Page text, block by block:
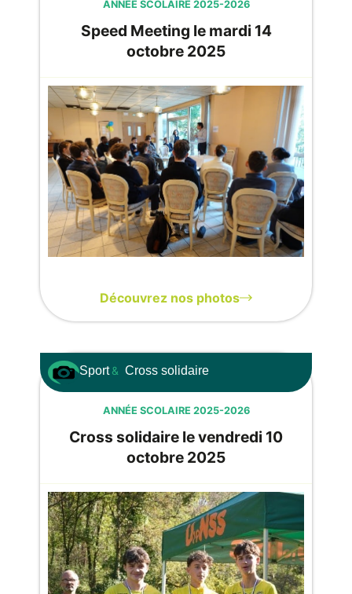
ANNÉE SCOLAIRE 2025-2026
Speed Meeting le mardi 14
octobre 2025
Découvrez nos photos
Sport & Cross solidaire
ANNÉE SCOLAIRE 2025-2026
Cross solidaire le vendredi 10
octobre 2025